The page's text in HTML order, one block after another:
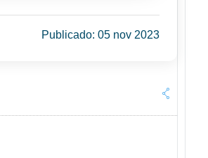
Publicado: 05 nov 2023